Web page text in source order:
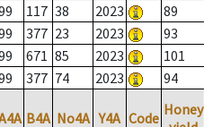
117 38 2023 89
377 23 2023 93
671 85 2023 101
377 74 2023 94
B4A No4A Y4A Code Honey